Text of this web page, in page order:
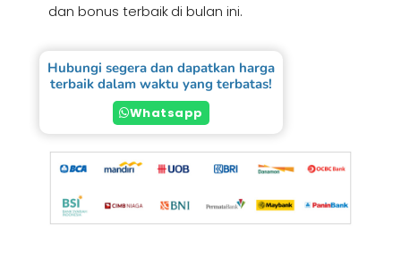
dan bonus terbaik di bulan ini.
Hubungi segera dan dapatkan harga
terbaik dalam waktu yang terbatas!
Whatsapp